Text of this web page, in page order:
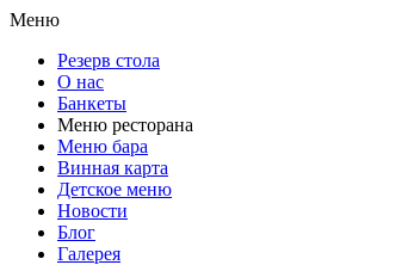
Меню
Резерв стола
О нас
Банкеты
Меню ресторана
Меню бара
Винная карта
Детское меню
Новости
Блог
Галерея